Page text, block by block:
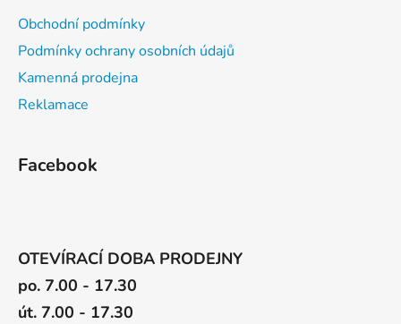
Obchodní podmínky
Podmínky ochrany osobních údajů
Kamenná prodejna
Reklamace
Facebook
OTEVÍRACÍ DOBA PRODEJNY
po. 7.00 - 17.30
út. 7.00 - 17.30